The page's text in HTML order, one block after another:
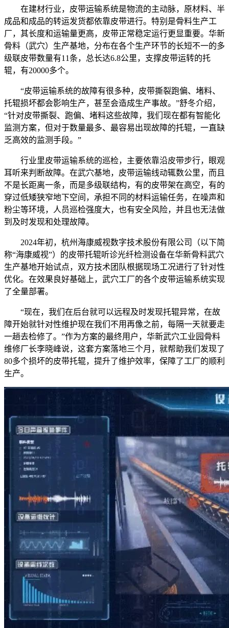
在建材行业，皮带运输系统是物流的主动脉，原材料、半
成品和成品的转运发货都依靠皮带进行。特别是骨料生产工
厂，其长度和运输量更高，皮带正常稳定运行更显重要。华新
骨料（武穴）生产基地，分布在各个生产环节的长短不一的多
级联皮带数量有11条，总长达6.8公里，支撑皮带运转的托
辊，有20000多个。
“皮带运输系统的故障有很多种，皮带撕裂跑偏、堵料、
托辊损坏都会影响生产，甚至会造成生产事故。”舒冬介绍，
“针对皮带撕裂、跑偏、堵料这些故障，我们现在都有智能化
监测方案，但对于数量最多、最容易出现故障的托辊，一直缺
乏高效的监测手段。”
行业里皮带运输系统的巡检，主要依靠沿皮带步行，眼观
耳听来判断故障。在武穴基地，皮带运输线动辄数公里，而且
不是长距离一条，而是多级联结构，有的皮带架在高空，有的
穿过低矮狭窄地下空间，承担不同的材料运输任务，在噪声和
粉尘等环境，人员巡检强度大，也有安全风险，并且也无法做
到及时发现和处理故障。
2024年初，杭州海康威视数字技术股份有限公司（以下简
称“海康威视”）的皮带托辊听诊光纤检测设备在华新骨料武穴
生产基地开始试点，双方技术团队根据现场工况进行了针对性
优化。在效果良好基础上，武穴工厂的各个皮带运输系统实现
了全量部署。
“现在，我们在后台就可以远程及时发现托辊异常，在故
障开始就针对性维护现在我们不用再像之前，每隔一天就要走
一趟去检修了。”作为方案的最终用户，华新武穴工业园骨料
维修厂长李晓峰说，这套方案落地三个月，就帮助我们发现了
80多个损坏的皮带托辊，提升了维护效率，保障了工厂的顺利
生产。